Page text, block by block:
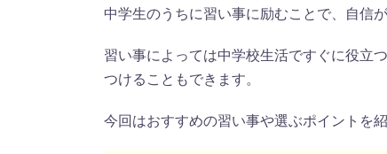
中学生のうちに習い事に励むことで、自信
習い事によっては中学校生活ですぐに役立
つけることもできます。
今回はおすすめの習い事や選ぶポイントを